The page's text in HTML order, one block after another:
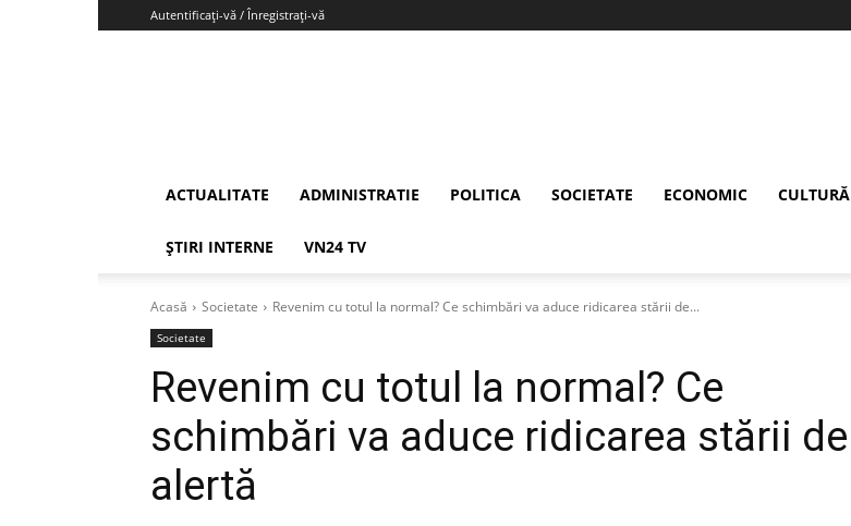
Autentificați-vă / Înregistrați-vă
ACTUALITATE ADMINISTRATIE POLITICA SOCIETATE ECONOMIC CULTURĂ
ȘTIRI INTERNE VN24 TV
Acasă Societate Revenim cu totul la normal? Ce schimbări va aduce ridicarea stării de...
Societate
Revenim cu totul la normal? Ce
schimbări va aduce ridicarea stării de
alertă